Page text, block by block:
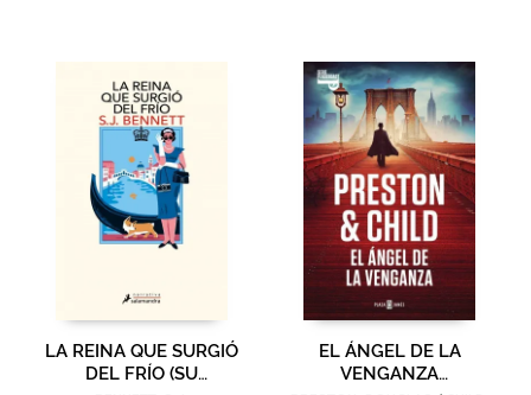
LA REINA QUE SURGIÓ
DEL FRÍO (SU
EL ÁNGEL DE LA
VENGANZA